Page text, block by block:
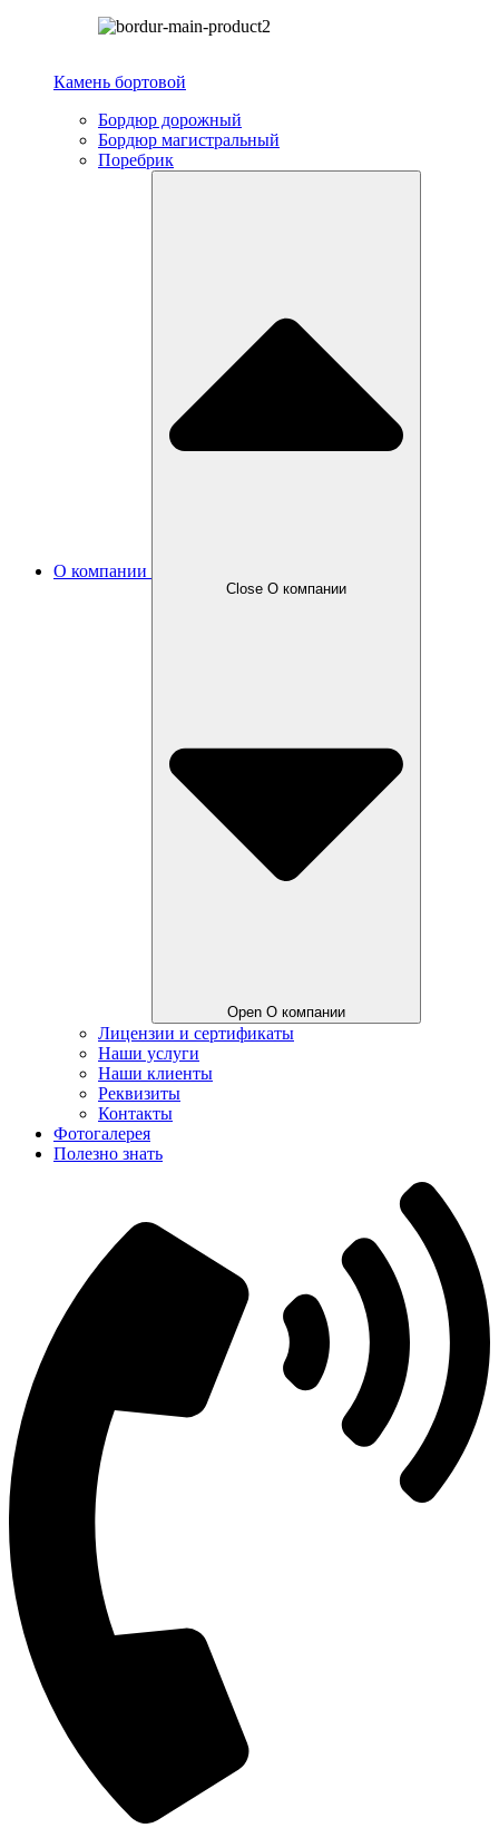
Камень бортовой
Бордюр дорожный
Бордюр магистральный
Поребрик
О компании
Close О компании
Open О компании
Лицензии и сертификаты
Наши услуги
Наши клиенты
Реквизиты
Контакты
Фотогалерея
Полезно знать